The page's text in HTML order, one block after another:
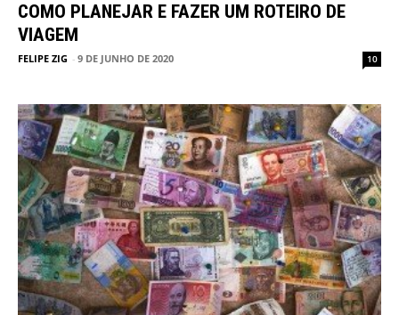
COMO PLANEJAR E FAZER UM ROTEIRO DE
VIAGEM
FELIPE ZIG - 9 DE JUNHO DE 2020 10